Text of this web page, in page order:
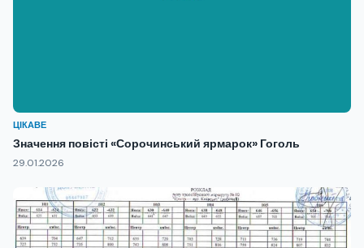
ЦІКАВЕ
Значення повісті «Сорочинський ярмарок» Гоголь
29.01.2026